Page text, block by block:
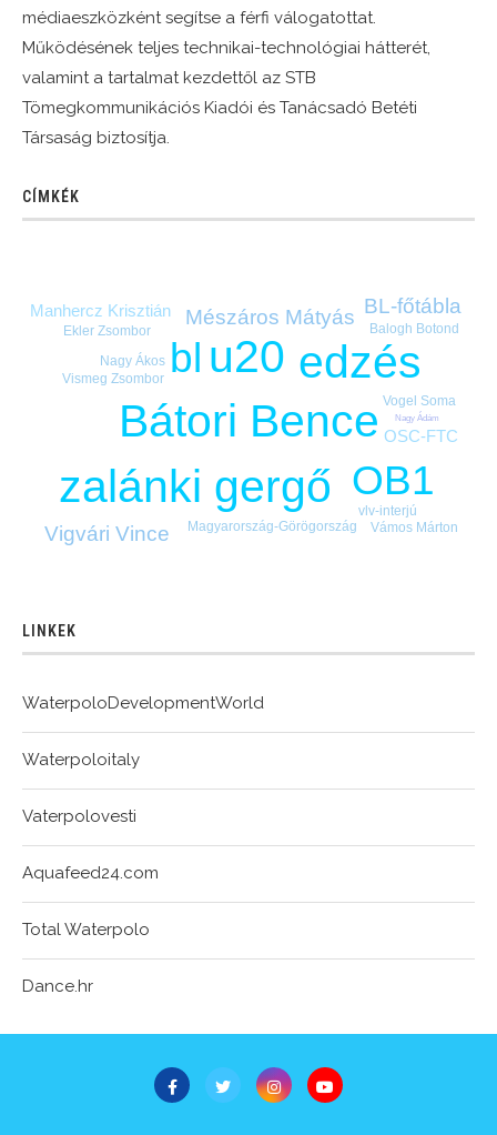
médiaeszközként segítse a férfi válogatottat.
Működésének teljes technikai-technológiai hátterét,
valamint a tartalmat kezdettől az STB
Tömegkommunikációs Kiadói és Tanácsadó Betéti
Társaság biztosítja.
CÍMKÉK
Bátori Bence
edzés
u20
zalánki gergő
bl
OB1
BL-főtábla
Mészáros Mátyás
Vigvári Vince
Manhercz Krisztián
OSC-FTC
Balogh Botond
Ekler Zsombor
Magyarország-Görögország
Nagy Ákos
Vismeg Zsombor
vlv-interjú
Vogel Soma
Vámos Márton
Nagy Ádám
LINKEK
WaterpoloDevelopmentWorld
Waterpoloitaly
Vaterpolovesti
Aquafeed24.com
Total Waterpolo
Dance.hr